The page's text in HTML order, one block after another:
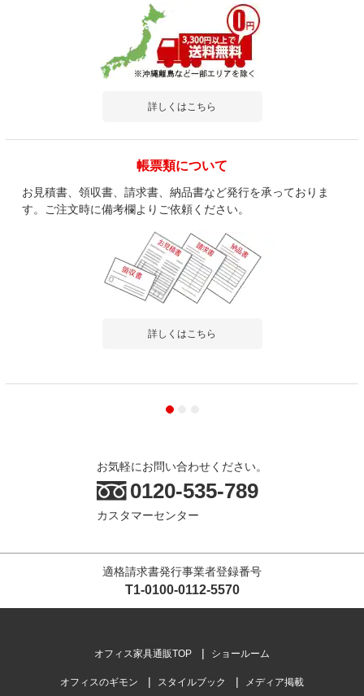
詳しくはこちら
帳票類について
お見積書、領収書、請求書、納品書など発行を承っておりま
す。ご注文時に備考欄よりご依頼ください。
詳しくはこちら
お気軽にお問い合わせください。
0120-535-789
カスタマーセンター
適格請求書発行事業者登録番号
T1-0100-0112-5570
オフィス家具通販TOP ショールーム
オフィスのギモン スタイルブック メディア掲載